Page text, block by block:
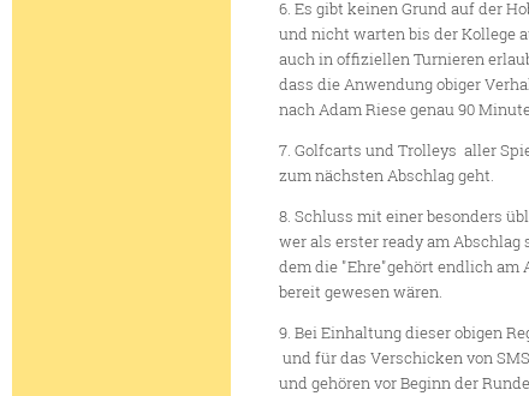
6. Es gibt keinen Grund auf der
und nicht warten bis der Kollege
auch in offiziellen Turnieren
dass die Anwendung obiger
nach Adam Riese genau 90
7. Golfcarts und Trolleys aller
zum nächsten Abschlag geht.
8. Schluss mit einer besonders
wer als erster ready am
dem die "Ehre"gehört endlich am
bereit gewesen wären.
9. Bei Einhaltung dieser obigen
und für das Verschicken von
und gehören vor Beginn der